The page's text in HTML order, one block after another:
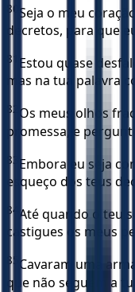
80 Seja o meu
decretos, para que
81
Estou quase
mas na tua palavra
82 Os meus olhos
promessa, e
83 Embora eu seja
esqueço dos teus
84 Até quando o teu
castigues os meus
85 Cavaram uma
que não seguem a